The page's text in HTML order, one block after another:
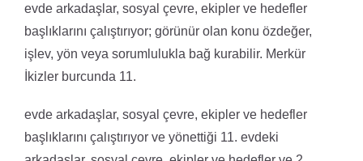
evde arkadaşlar, sosyal çevre, ekipler ve hedefler
başlıklarını çalıştırıyor; görünür olan konu özdeğer,
işlev, yön veya sorumlulukla bağ kurabilir. Merkür
İkizler burcunda 11.
evde arkadaşlar, sosyal çevre, ekipler ve hedefler
başlıklarını çalıştırıyor ve yönettiği 11. evdeki